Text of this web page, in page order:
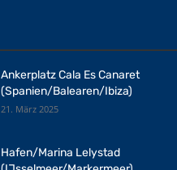
Ankerplatz Cala Es Canaret
(Spanien/Balearen/Ibiza)
21. März 2025
Hafen/Marina Lelystad